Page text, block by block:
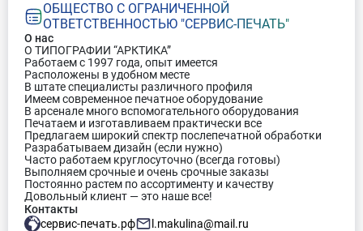
ОБЩЕСТВО С ОГРАНИЧЕННОЙ
ОТВЕТСТВЕННОСТЬЮ "СЕРВИС-ПЕЧАТЬ"
О нас
О ТИПОГРАФИИ “АРКТИКА”
Работаем с 1997 года, опыт имеется
Расположены в удобном месте
В штате специалисты различного профиля
Имеем современное печатное оборудование
В арсенале много вспомогательного оборудования
Печатаем и изготавливаем практически все
Предлагаем широкий спектр послепечатной обработки
Разрабатываем дизайн (если нужно)
Часто работаем круглосуточно (всегда готовы)
Выполняем срочные и очень срочные заказы
Постоянно растем по ассортименту и качеству
Довольный клиент — это наше все!
Контакты
сервис-печать.рф
l.makulina@mail.ru